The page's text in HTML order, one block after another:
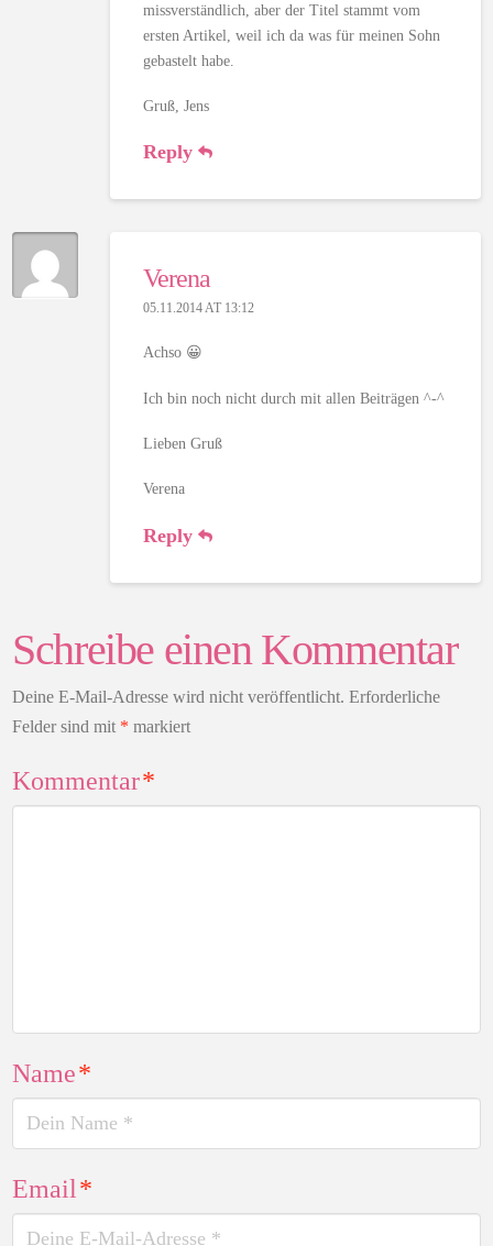
missverständlich, aber der Titel stammt vom
ersten Artikel, weil ich da was für meinen Sohn
gebastelt habe.
Gruß, Jens
Reply
Verena
05.11.2014 AT 13:12
Achso 😀
Ich bin noch nicht durch mit allen Beiträgen ^-^
Lieben Gruß
Verena
Reply
Schreibe einen Kommentar
Deine E-Mail-Adresse wird nicht veröffentlicht. Erforderliche
Felder sind mit * markiert
Kommentar*
Name*
Email*